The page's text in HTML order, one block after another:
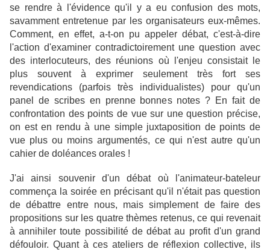
se rendre à l'évidence qu'il y a eu confusion des mots,
savamment entretenue par les organisateurs eux-mêmes.
Comment, en effet, a-t-on pu appeler débat, c'est-à-dire
l'action d'examiner contradictoirement une question avec
des interlocuteurs, des réunions où l'enjeu consistait le
plus souvent à exprimer seulement très fort ses
revendications (parfois très individualistes) pour qu'un
panel de scribes en prenne bonnes notes ? En fait de
confrontation des points de vue sur une question précise,
on est en rendu à une simple juxtaposition de points de
vue plus ou moins argumentés, ce qui n'est autre qu'un
cahier de doléances orales !
J'ai ainsi souvenir d'un débat où l'animateur-bateleur
commença la soirée en précisant qu'il n'était pas question
de débattre entre nous, mais simplement de faire des
propositions sur les quatre thèmes retenus, ce qui revenait
à annihiler toute possibilité de débat au profit d'un grand
défouloir. Quant à ces ateliers de réflexion collective, ils